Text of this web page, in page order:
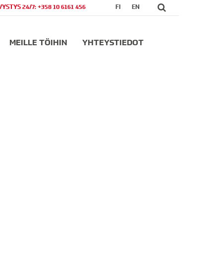
FI EN
24/7: +358 10 6161 456
MEILLE TÖIHIN YHTEYSTIEDOT